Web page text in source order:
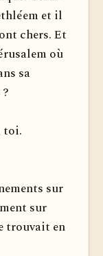
et il
chers. Et
où
sa
toi.
sur
sur
trouvait en